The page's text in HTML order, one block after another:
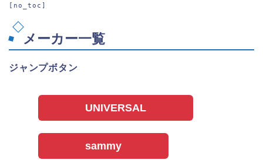
[no_toc]
メーカー一覧
ジャンプボタン
UNIVERSAL
sammy